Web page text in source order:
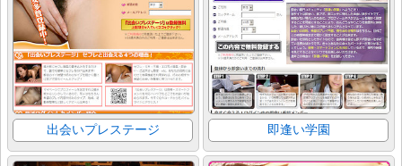
出会いプレステージ 即逢い学園